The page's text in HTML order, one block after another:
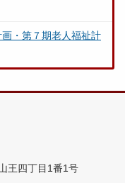
・第７期老人福祉計
王四丁目1番1号